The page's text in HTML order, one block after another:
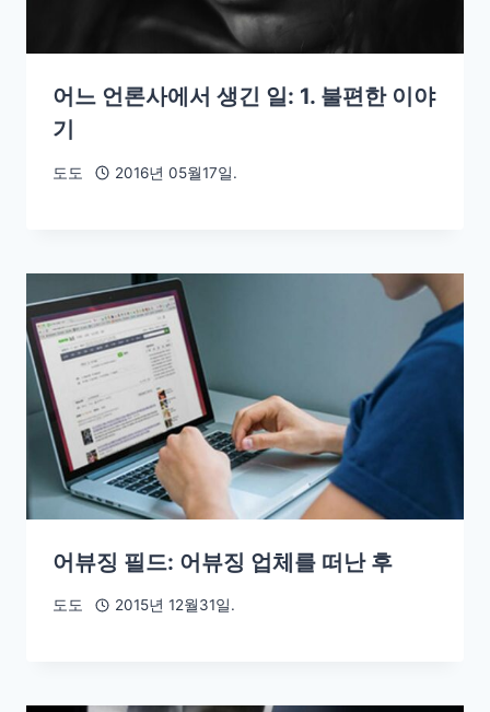
어느 언론사에서 생긴 일: 1. 불편한 이야
기
도도 2016년 05월17일.
어뷰징 필드: 어뷰징 업체를 떠난 후
도도 2015년 12월31일.